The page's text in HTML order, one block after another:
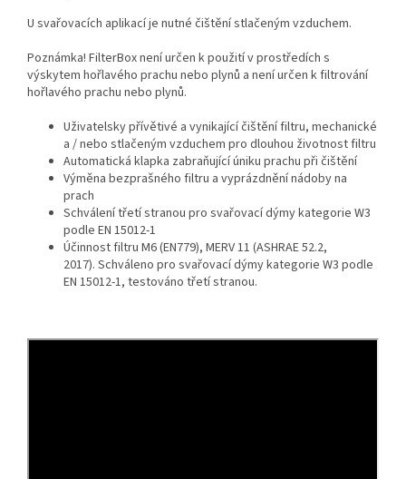
U svařovacích aplikací je nutné čištění stlačeným vzduchem.
Poznámka! FilterBox není určen k použití v prostředích s
výskytem hořlavého prachu nebo plynů a není určen k filtrování
hořlavého prachu nebo plynů.
Uživatelsky přívětivé a vynikající čištění filtru, mechanické
a / nebo stlačeným vzduchem pro dlouhou životnost filtru
Automatická klapka zabraňující úniku prachu při čištění
Výměna bezprašného filtru a vyprázdnění nádoby na
prach
Schválení třetí stranou pro svařovací dýmy kategorie W3
podle EN 15012-1
Účinnost filtru M6 (EN779), MERV 11 (ASHRAE 52.2,
2017). Schváleno pro svařovací dýmy kategorie W3 podle
EN 15012-1, testováno třetí stranou.